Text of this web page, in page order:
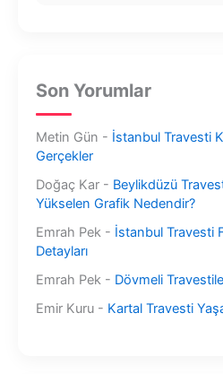
Son Yorumlar
Metin Gün - İstanbul Travesti
Gerçekler
Doğaç Kar - Beylikdüzü
Yükselen Grafik Nedendir?
Emrah Pek - İstanbul Travesti
Detayları
Emrah Pek - Dövmeli
Emir Kuru - Kartal Travesti